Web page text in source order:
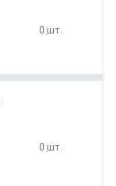
0 шт.
0 шт.